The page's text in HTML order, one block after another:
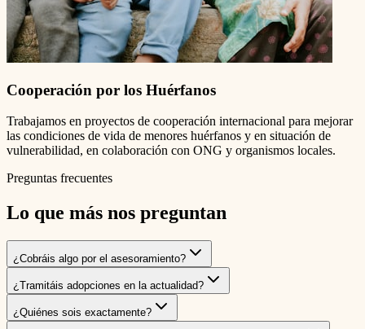
Cooperación por los Huérfanos
Trabajamos en proyectos de cooperación internacional para mejorar
las condiciones de vida de menores huérfanos y en situación de
vulnerabilidad, en colaboración con ONG y organismos locales.
Preguntas frecuentes
Lo que más nos preguntan
¿Cobráis algo por el asesoramiento?
¿Tramitáis adopciones en la actualidad?
¿Quiénes sois exactamente?